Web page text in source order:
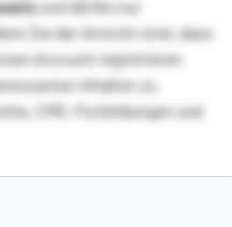
und dürfen nur
Sie der Ansicht sind, dass
Account registrieren
Inhalten zu
CME-Fortbildungen und